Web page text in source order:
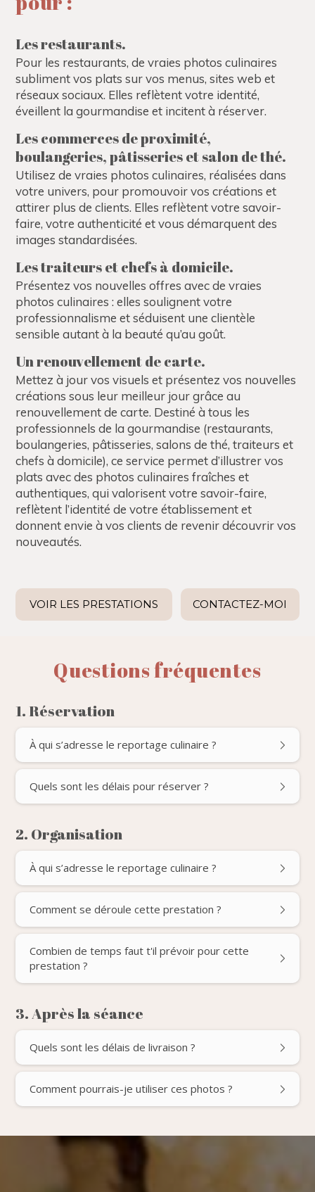
Les restaurants.
Pour les restaurants, de vraies photos culinaires
subliment vos plats sur vos menus, sites web et
réseaux sociaux. Elles reflètent votre identité,
éveillent la gourmandise et incitent à réserver.
Les commerces de proximité,
boulangeries, pâtisseries et salon de thé.
Utilisez de vraies photos culinaires, réalisées dans
votre univers, pour promouvoir vos créations et
attirer plus de clients. Elles reflètent votre savoir-
faire, votre authenticité et vous démarquent des
images standardisées.
Les traiteurs et chefs à domicile.
Présentez vos nouvelles offres avec de vraies
photos culinaires : elles soulignent votre
professionnalisme et séduisent une clientèle
sensible autant à la beauté qu’au goût.
Un renouvellement de carte.
Mettez à jour vos visuels et présentez vos nouvelles
créations sous leur meilleur jour grâce au
renouvellement de carte. Destiné à tous les
professionnels de la gourmandise (restaurants,
boulangeries, pâtisseries, salons de thé, traiteurs et
chefs à domicile), ce service permet d’illustrer vos
plats avec des photos culinaires fraîches et
authentiques, qui valorisent votre savoir-faire,
reflètent l’identité de votre établissement et
donnent envie à vos clients de revenir découvrir vos
nouveautés.
VOIR LES PRESTATIONS CONTACTEZ-MOI
Questions fréquentes
1. Réservation
À qui s’adresse le reportage culinaire ?
Quels sont les délais pour réserver ?
2. Organisation
À qui s’adresse le reportage culinaire ?
Comment se déroule cette prestation ?
Combien de temps faut t'il prévoir pour cette
prestation ?
3. Après la séance
Quels sont les délais de livraison ?
Comment pourrais-je utiliser ces photos ?